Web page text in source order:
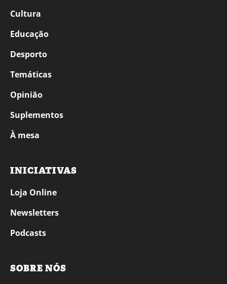
Cultura
Educação
Desporto
Temáticas
Opinião
Suplementos
À mesa
INICIATIVAS
Loja Online
Newsletters
Podcasts
SOBRE NÓS